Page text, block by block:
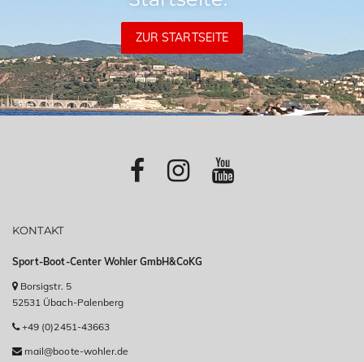
ZUR STARTSEITE
KONTAKT
Sport-Boot-Center Wohler GmbH&CoKG
Borsigstr. 5
52531 Übach-Palenberg
+49 (0)2451-43663
mail@boote-wohler.de